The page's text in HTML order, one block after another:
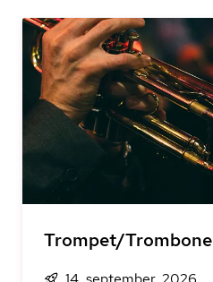
Trompet/Trombone